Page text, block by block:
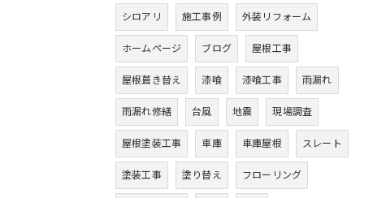
シロアリ 施工事例 外装リフォーム
ホームページ ブログ 屋根工事
屋根葺き替え 漆喰 漆喰工事 雨漏れ
雨漏れ修繕 台風 地震 現場調査
屋根塗装工事 車庫 車庫屋根 スレート
塗装工事 塗り替え フローリング